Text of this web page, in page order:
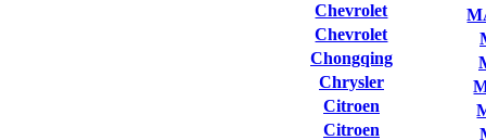
Chevrolet
Chevrolet
Chongqing
Chrysler
Citroen
Citroen